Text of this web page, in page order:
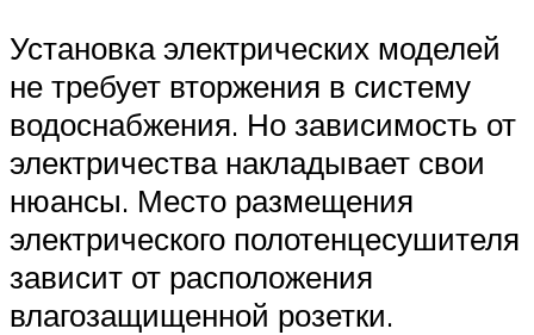
Установка электрических моделей
не требует вторжения в систему
водоснабжения. Но зависимость от
электричества накладывает свои
нюансы. Место размещения
электрического полотенцесушителя
зависит от расположения
влагозащищенной розетки.